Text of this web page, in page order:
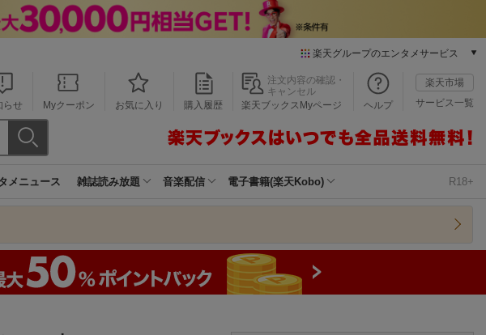
楽天グループのエンタメサービス
本/ゲーム/CD/DVD
楽天ブックス
楽天Kobo
らせ Myクーポン お気に入り 購入履歴
注文内容の確認・
キャンセル
楽天ブックスMyページ
ヘルプ
楽天市場
サービス一覧
メニュース 雑誌読み放題 音楽配信 電子書籍(楽天Kobo) R18+